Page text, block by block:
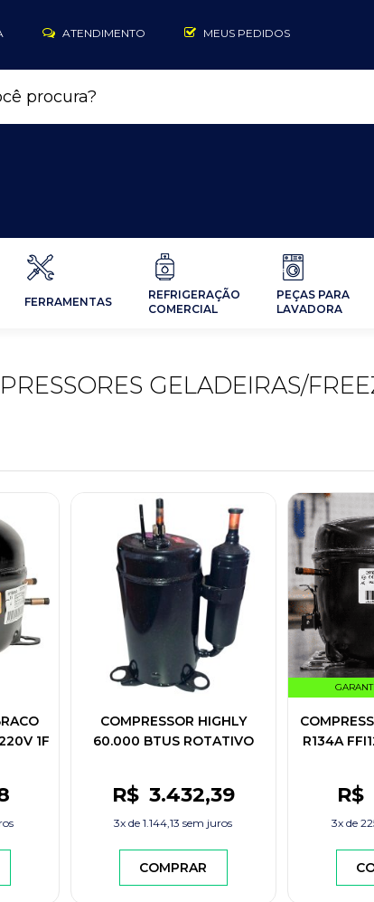
ATENDIMENTO MEUS PEDIDOS
FERRAMENTAS
REFRIGERAÇÃO
COMERCIAL
PEÇAS PARA
LAVADORA
GELADEIRAS/
1F
COMPRESSOR HIGHLY
60.000 BTUS ROTATIVO
R$ 3.432,39
3x de 1.144,13 sem juros
COMPRAR
R134A
R$
3x de